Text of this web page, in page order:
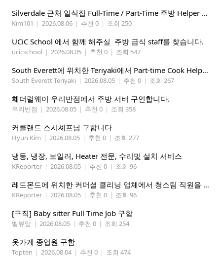
Silverdale 근처 일식집 Full-Time / Part-Time 주방 Helper 구합니다.
Kim101 | 2026.08.06 | 추천 0 | 조회 250
UCiC School 에서 함께 해주실 주방 급식 staff를 찾습니다.
ucicschool | 2026.08.05 | 추천 0 | 조회 547
South Everett에 위치한 Teriyaki에서 Part-time Cook Helper 구합니다. Mon-Sat, 4:00 pm-8:30 pm
South Everett Teriyaki | 2026.08.05 | 추천 0 | 조회 267
훼더럴웨이 우리반점에서 주방 서버 구인합니다.
우리반점 | 2026.08.05 | 추천 0 | 조회 358
커클랜드 스시셰프님 구합니다
Hyun Kim | 2026.08.05 | 추천 0 | 조회 277
냉동, 냉장, 보일러, Heater 전문, 수리및 설치 서비스
KReporter | 2026.08.05 | 추천 0 | 조회 96
레드몬드에 위치한 커머셜 클리닝 업체에서 청소팀 직원을 모집합니다.
KReporter | 2026.08.05 | 추천 0 | 조회 96
[구직] Baby sitter Full Time Job 구함
벨뷰맘 | 2026.08.05 | 추천 0 | 조회 254
옷가게 종업원 구함
Topten | 2026.08.04 | 추천 0 | 조회 474